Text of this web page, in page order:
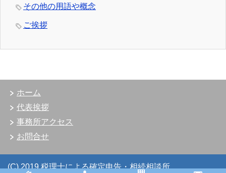
その他の用語や概念
ご挨拶
ホーム
代表挨拶
事務所アクセス
お問合せ
(C) 2019 税理士による確定申告・相続相談所